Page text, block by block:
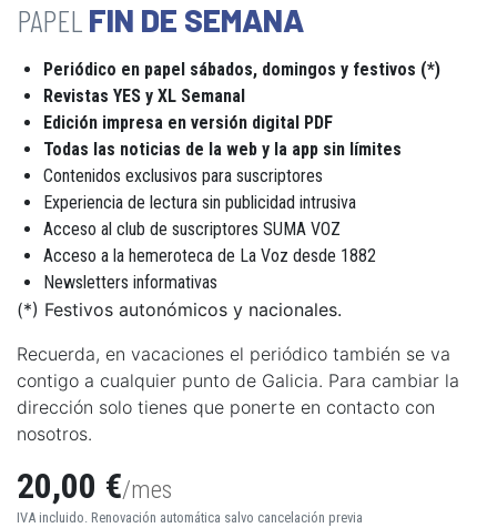
FIN DE SEMANA
Periódico en papel sábados, domingos y festivos (*)
Revistas YES y XL Semanal
Edición impresa en versión digital PDF
Todas las noticias de la web y la app sin límites
Contenidos exclusivos para suscriptores
Experiencia de lectura sin publicidad intrusiva
Acceso al club de suscriptores SUMA VOZ
Acceso a la hemeroteca de La Voz desde 1882
Newsletters informativas
(*) Festivos autonómicos y nacionales.
Recuerda, en vacaciones el periódico también se va
contigo a cualquier punto de Galicia. Para cambiar la
dirección solo tienes que ponerte en contacto con
nosotros.
20,00 €/mes
IVA incluido. Renovación automática salvo cancelación previa